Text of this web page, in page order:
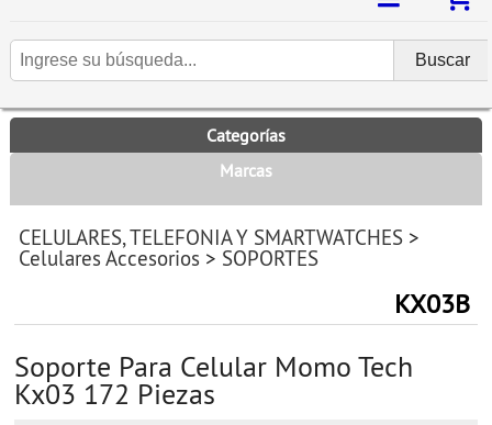
Categorías
Marcas
CELULARES, TELEFONIA Y SMARTWATCHES >
Celulares Accesorios > SOPORTES
KX03B
Soporte Para Celular Momo Tech
Kx03 172 Piezas